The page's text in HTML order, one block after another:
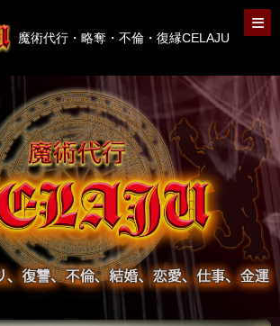
魔術代行・略奪・不倫・復縁CELAJU